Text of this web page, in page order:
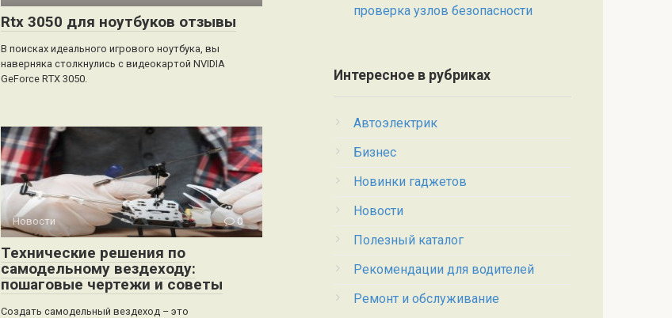
Rtx 3050 для ноутбуков отзывы
В поисках идеального игрового ноутбука, вы
наверняка столкнулись с видеокартой NVIDIA
GeForce RTX 3050.
Новости 0
Технические решения по
самодельному вездеходу:
пошаговые чертежи и советы
Создать самодельный вездеход – это
проверка узлов безопасности
Интересное в рубриках
Автоэлектрик
Бизнес
Новинки гаджетов
Новости
Полезный каталог
Рекомендации для водителей
Ремонт и обслуживание